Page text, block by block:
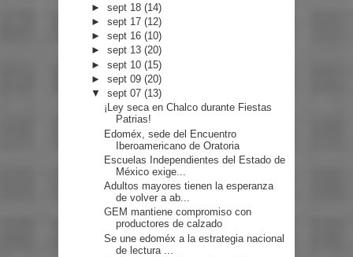
►sept 18(14)
►sept 17(12)
►sept 16(10)
►sept 13(20)
►sept 10(15)
►sept 09(20)
▼sept 07(13)
¡Ley seca en Chalco durante Fiestas
Patrias!
Edoméx, sede del Encuentro
Iberoamericano de Oratoria
Escuelas Independientes del Estado de
México exige...
Adultos mayores tienen la esperanza
de volver a ab...
GEM mantiene compromiso con
productores de calzado
Se une edoméx a la estrategia nacional
de lectura ...